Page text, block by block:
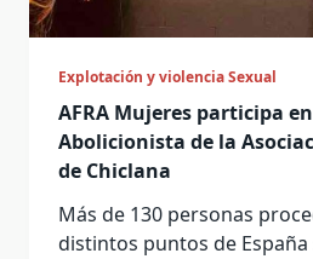
Explotación y violencia Sexual
AFRA Mujeres participa
Abolicionista de la
de Chiclana
Más de 130 personas
distintos puntos de